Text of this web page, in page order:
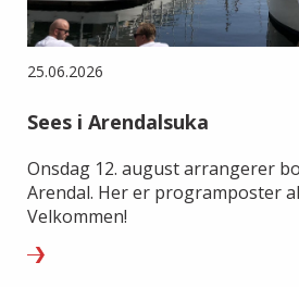
25.06.2026
Sees i Arendalsuka
Onsdag 12. august arrangerer
Arendal. Her er programposter
Velkommen!